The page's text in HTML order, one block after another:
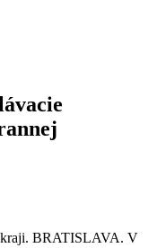
kraji. BRATISLAVA. V